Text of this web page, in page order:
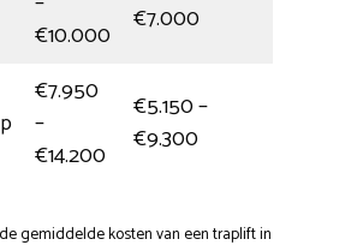
€10.000
€7.000
€7.950
–
€14.200
€5.150 –
€9.300
gemiddelde kosten van een traplift in